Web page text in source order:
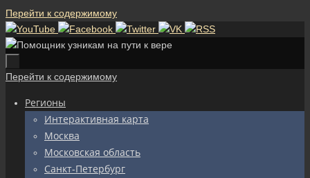
Перейти к содержимому
Перейти к содержимому
Регионы
Интерактивная карта
Москва
Московская область
Санкт-Петербург